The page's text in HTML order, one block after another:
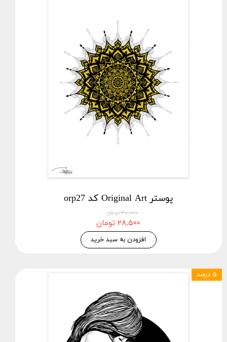
پوستر Original Art کد orp27
۳۰,۰۰۰ تومان
۲۸,۵۰۰ تومان
افزودن به سبد خرید
۵ درصد